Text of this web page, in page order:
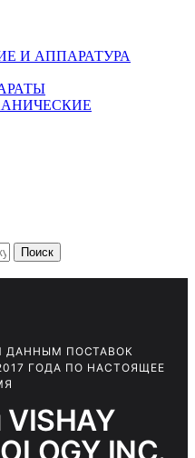
И АППАРАТУРА
Поиск
ДАННЫМ ПОСТАВОК
ГОДА ПО НАСТОЯЩЕЕ